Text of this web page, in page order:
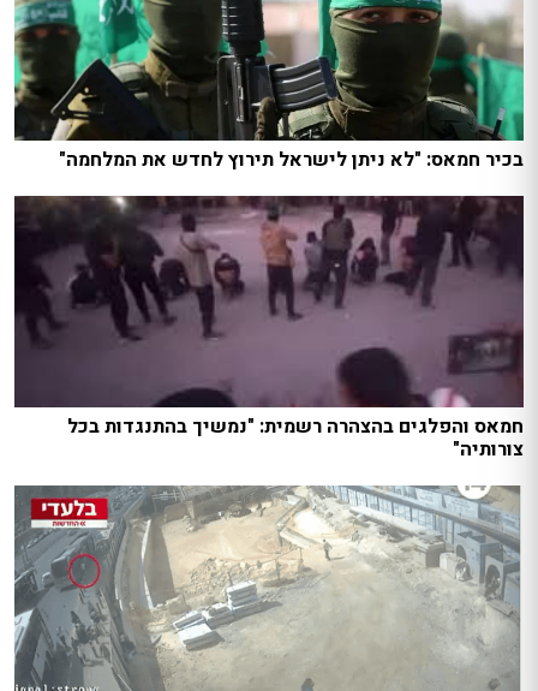
בכיר חמאס: "לא ניתן לישראל תירוץ לחדש את המלחמה"
חמאס והפלגים בהצהרה רשמית: "נמשיך בהתנגדות בכל
צורותיה"